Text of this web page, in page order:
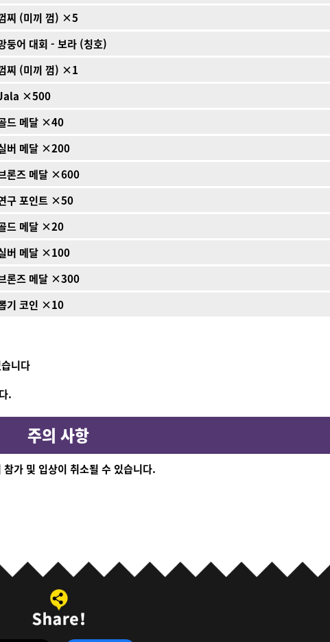
찌 (미끼 껌) ×5
둥어 대회 - 보라 (칭호)
찌 (미끼 껌) ×1
×500
드 메달 ×40
버 메달 ×200
론즈 메달 ×600
구 포인트 ×50
드 메달 ×20
버 메달 ×100
론즈 메달 ×300
기 코인 ×10
니다
.
주의 사항
가 및 입상이 취소될 수 있습니다.